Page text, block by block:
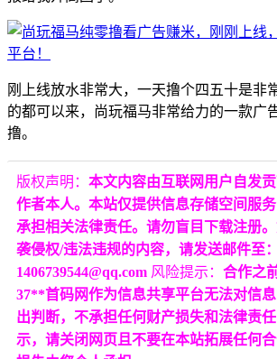
刚上线放水非常大，一天撸个四五十是非
的都可以来，尚玩福马非常给力的一款广
撸。
版权声明： 本文内容由互联网用户自发
作者本人。本站仅提供信息存储空间服
承担相关法律责任。请勿盲目下载注册
袭侵权/违法违规的内容，请发送邮件至：
1406739544@qq.com 风险提示： 合作之
37**首码网作为信息共享平台无法对信
出判断，不承担任何财产损失和法律责
示，请关闭网页且不要在本站拓展任何